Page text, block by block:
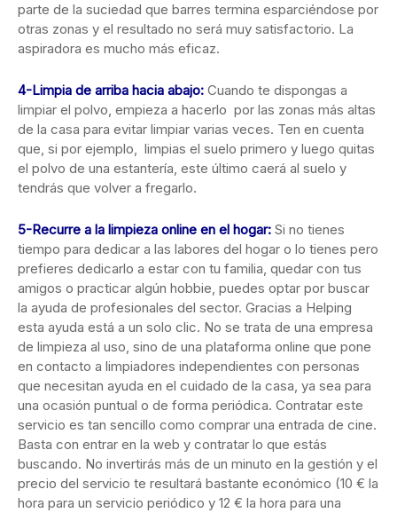
parte de la suciedad que barres termina esparciéndose por
otras zonas y el resultado no será muy satisfactorio. La
aspiradora es mucho más eficaz.
4-Limpia de arriba hacia abajo: Cuando te dispongas a
limpiar el polvo, empieza a hacerlo por las zonas más altas
de la casa para evitar limpiar varias veces. Ten en cuenta
que, si por ejemplo, limpias el suelo primero y luego quitas
el polvo de una estantería, este último caerá al suelo y
tendrás que volver a fregarlo.
5-Recurre a la limpieza online en el hogar: Si no tienes
tiempo para dedicar a las labores del hogar o lo tienes pero
prefieres dedicarlo a estar con tu familia, quedar con tus
amigos o practicar algún hobbie, puedes optar por buscar
la ayuda de profesionales del sector. Gracias a Helping
esta ayuda está a un solo clic. No se trata de una empresa
de limpieza al uso, sino de una plataforma online que pone
en contacto a limpiadores independientes con personas
que necesitan ayuda en el cuidado de la casa, ya sea para
una ocasión puntual o de forma periódica. Contratar este
servicio es tan sencillo como comprar una entrada de cine.
Basta con entrar en la web y contratar lo que estás
buscando. No invertirás más de un minuto en la gestión y el
precio del servicio te resultará bastante económico (10 € la
hora para un servicio periódico y 12 € la hora para una